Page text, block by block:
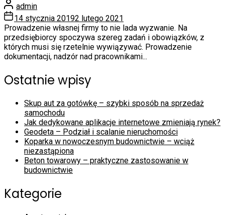
admin
14 stycznia 20192 lutego 2021
Prowadzenie własnej firmy to nie lada wyzwanie. Na
przedsiębiorcy spoczywa szereg zadań i obowiązków, z
których musi się rzetelnie wywiązywać. Prowadzenie
dokumentacji, nadzór nad pracownikami...
Ostatnie wpisy
Skup aut za gotówkę – szybki sposób na sprzedaż
samochodu
Jak dedykowane aplikacje internetowe zmieniają rynek?
Geodeta – Podział i scalanie nieruchomości
Koparka w nowoczesnym budownictwie – wciąż
niezastąpiona
Beton towarowy – praktyczne zastosowanie w
budownictwie
Kategorie